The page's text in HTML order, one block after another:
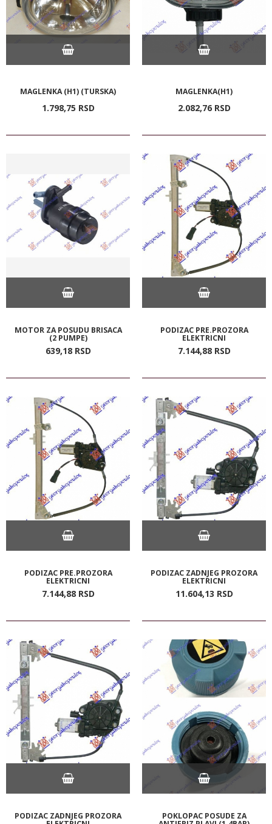
MAGLENKA (H1) (TURSKA)
1.798,75 RSD
MAGLENKA(H1)
2.082,76 RSD
MOTOR ZA POSUDU BRISACA
(2 PUMPE)
639,18 RSD
PODIZAC PRE.PROZORA
ELEKTRICNI
7.144,88 RSD
PODIZAC PRE.PROZORA
ELEKTRICNI
7.144,88 RSD
PODIZAC ZADNJEG PROZORA
ELEKTRICNI
11.604,13 RSD
PODIZAC ZADNJEG PROZORA POKLOPAC POSUDE ZA